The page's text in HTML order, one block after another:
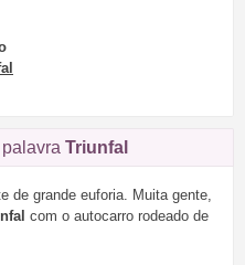
Triunfal
de grande euforia. Muita gente,
com o autocarro rodeado de